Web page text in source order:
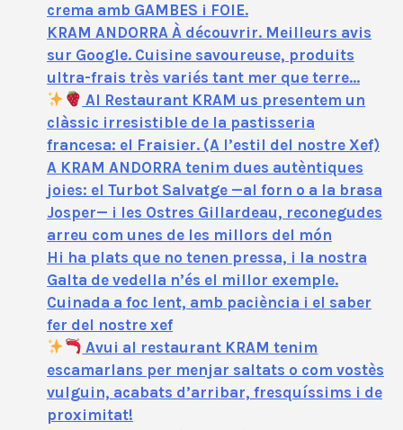
crema amb GAMBES i FOIE.
KRAM ANDORRA À découvrir. Meilleurs avis
sur Google. Cuisine savoureuse, produits
ultra-frais très variés tant mer que terre…
Al Restaurant KRAM us presentem un
clàssic irresistible de la pastisseria
francesa: el Fraisier. (A l’estil del nostre Xef)
A KRAM ANDORRA tenim dues autèntiques
joies: el Turbot Salvatge —al forn o a la brasa
Josper— i les Ostres Gillardeau, reconegudes
arreu com unes de les millors del món
Hi ha plats que no tenen pressa, i la nostra
Galta de vedella n’és el millor exemple.
Cuinada a foc lent, amb paciència i el saber
fer del nostre xef
Avui al restaurant KRAM tenim
escamarlans per menjar saltats o com vostès
vulguin, acabats d’arribar, fresquíssims i de
proximitat!